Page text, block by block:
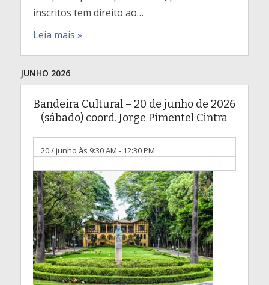
inscritos tem direito ao…
Leia mais »
JUNHO 2026
Bandeira Cultural – 20 de junho de 2026
(sábado) coord. Jorge Pimentel Cintra
20 / junho às 9:30 AM - 12:30 PM